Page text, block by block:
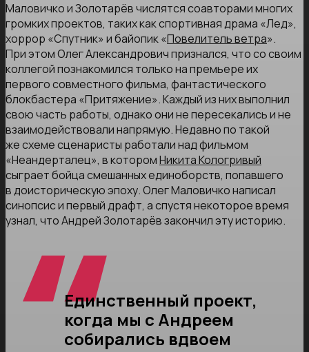
Маловичко и Золотарёв числятся соавторами многих
громких проектов, таких как спортивная драма «Лед»,
хоррор «Спутник» и байопик «Повелитель ветра».
При этом Олег Александрович признался, что со своим
коллегой познакомился только на премьере их
первого совместного фильма, фантастического
блокбастера «Притяжение». Каждый из них выполнил
свою часть работы, однако они не пересекались и не
взаимодействовали напрямую. Недавно по такой
же схеме сценаристы работали над фильмом
«Неандерталец», в которомНикита Кологривый
сыграет бойца смешанных единоборств, попавшего
в доисторическую эпоху. Олег Маловичко написал
синопсис и первый драфт, а спустя некоторое время
узнал, что Андрей Золотарёв закончил эту историю.
Единственный проект,
когда мы с Андреем
собирались вдвоем